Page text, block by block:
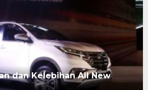
dan Kelebihan All New